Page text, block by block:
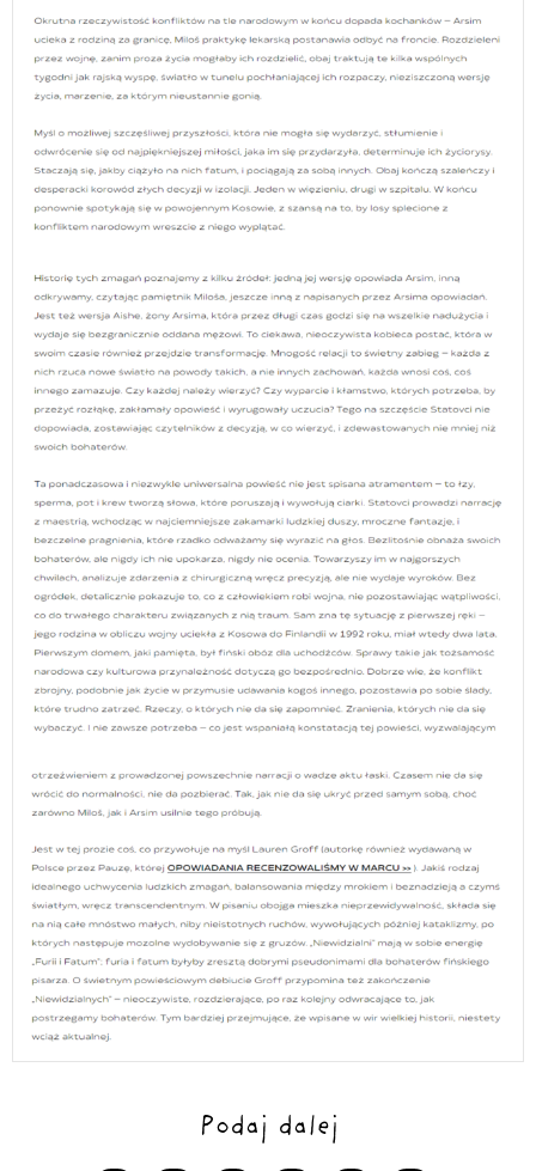
Podaj dalej